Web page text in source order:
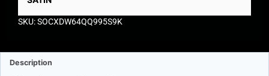
SKU: SOCXDW64QQ995S9K
Description